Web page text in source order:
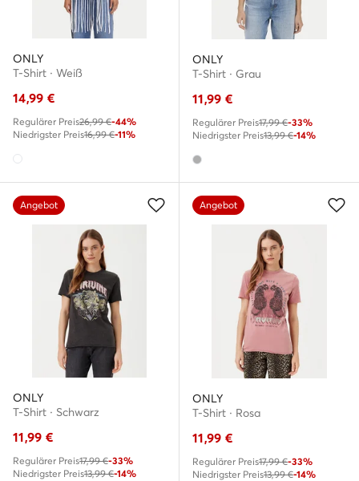
ONLY
T-Shirt · Weiß
14,99 €
Regulärer Preis26,99 €-44%
Niedrigster Preis16,99 €-11%
ONLY
T-Shirt · Grau
11,99 €
Regulärer Preis17,99 €-33%
Niedrigster Preis13,99 €-14%
Angebot
ONLY
T-Shirt · Schwarz
11,99 €
Regulärer Preis17,99 €-33%
Niedrigster Preis13,99 €-14%
Angebot
ONLY
T-Shirt · Rosa
11,99 €
Regulärer Preis17,99 €-33%
Niedrigster Preis13,99 €-14%